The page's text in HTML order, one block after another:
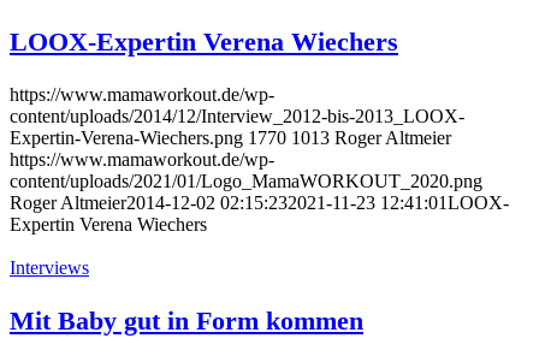
LOOX-Expertin Verena Wiechers
https://www.mamaworkout.de/wp-
content/uploads/2014/12/Interview_2012-bis-2013_LOOX-
Expertin-Verena-Wiechers.png 1770 1013 Roger Altmeier
https://www.mamaworkout.de/wp-
content/uploads/2021/01/Logo_MamaWORKOUT_2020.png
Roger Altmeier2014-12-02 02:15:232021-11-23 12:41:01LOOX-
Expertin Verena Wiechers
Interviews
Mit Baby gut in Form kommen